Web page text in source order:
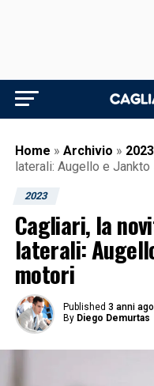
Home » Archivio » 2023
laterali: Augello e
2023
Cagliari, la
laterali:
motori
Published 3 anni ago
By Diego Demurtas